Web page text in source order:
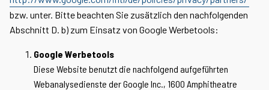
bzw. unter. Bitte beachten Sie zusätzlich den nachfolgenden
Abschnitt D. b) zum Einsatz von Google Werbetools:
Google Werbetools
Diese Website benutzt die nachfolgend aufgeführten
Webanalysedienste der Google Inc., 1600 Amphitheatre